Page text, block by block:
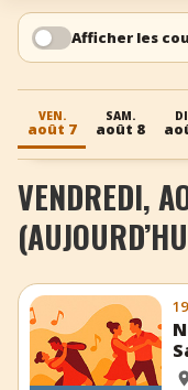
+ Ajouter un
Afficher les
VEN.
août 7
SAM.
août 8
VENDREDI,